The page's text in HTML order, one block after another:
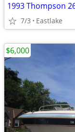
1993 Thompson
7/3 Eastlake
$6,000